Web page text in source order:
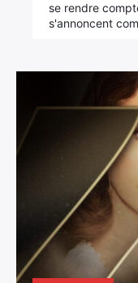
se rendre
s'annoncent